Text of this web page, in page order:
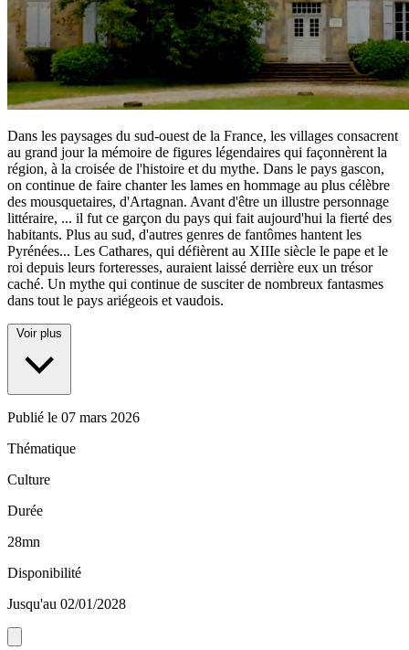
Dans les paysages du sud-ouest de la France, les villages consacrent
au grand jour la mémoire de figures légendaires qui façonnèrent la
région, à la croisée de l'histoire et du mythe. Dans le pays gascon,
on continue de faire chanter les lames en hommage au plus célèbre
des mousquetaires, d'Artagnan. Avant d'être un illustre personnage
littéraire, ... il fut ce garçon du pays qui fait aujourd'hui la fierté des
habitants. Plus au sud, d'autres genres de fantômes hantent les
Pyrénées... Les Cathares, qui défièrent au XIIIe siècle le pape et le
roi depuis leurs forteresses, auraient laissé derrière eux un trésor
caché. Un mythe qui continue de susciter de nombreux fantasmes
dans tout le pays ariégeois et vaudois.
Voir plus
Publié le 07 mars 2026
Thématique
Culture
Durée
28mn
Disponibilité
Jusqu'au 02/01/2028